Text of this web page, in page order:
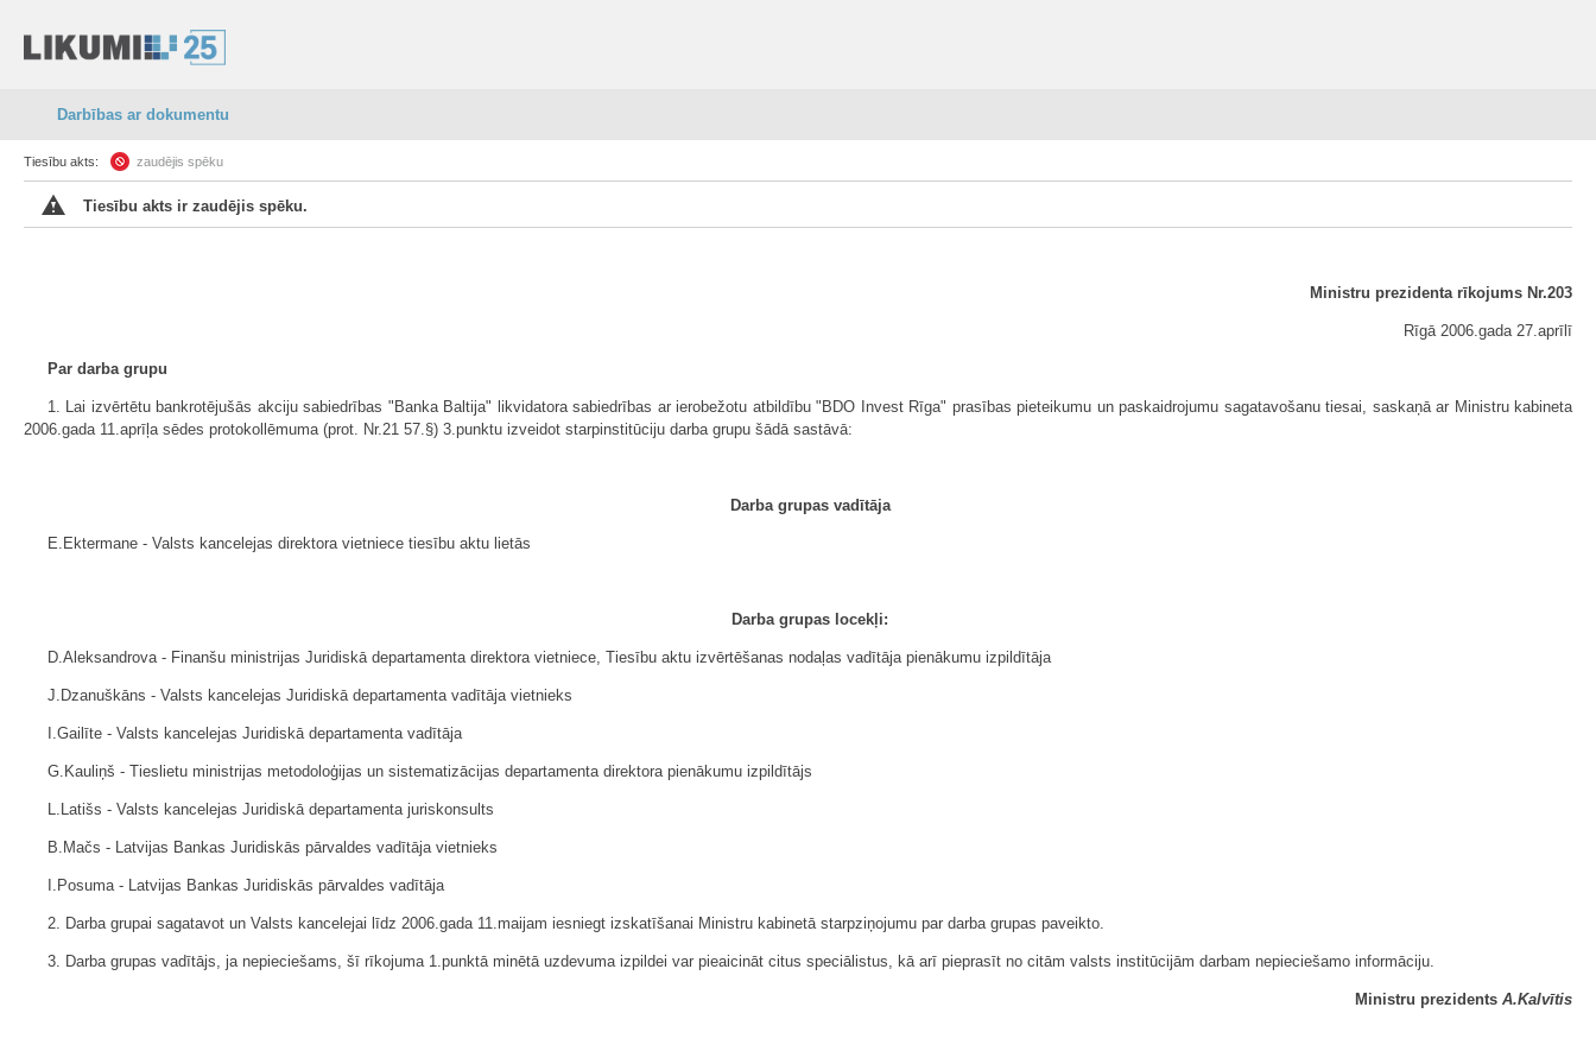
Darbības ar dokumentu
Tiesību akts: zaudējis spēku
Tiesību akts ir zaudējis spēku.
Ministru prezidenta rīkojums Nr.203
Rīgā 2006.gada 27.aprīlī
Par darba grupu
1. Lai izvērtētu bankrotējušās akciju sabiedrības "Banka Baltija" likvidatora sabiedrības ar ierobežotu atbildību "BDO Invest Rīga" prasības pieteikumu un paskaidrojumu sagatavošanu tiesai, saskaņā ar Ministru kabineta
2006.gada 11.aprīļa sēdes protokollēmuma (prot. Nr.21 57.§) 3.punktu izveidot starpinstitūciju darba grupu šādā sastāvā:
Darba grupas vadītāja
E.Ektermane - Valsts kancelejas direktora vietniece tiesību aktu lietās
Darba grupas locekļi:
D.Aleksandrova - Finanšu ministrijas Juridiskā departamenta direktora vietniece, Tiesību aktu izvērtēšanas nodaļas vadītāja pienākumu izpildītāja
J.Dzanuškāns - Valsts kancelejas Juridiskā departamenta vadītāja vietnieks
I.Gailīte - Valsts kancelejas Juridiskā departamenta vadītāja
G.Kauliņš - Tieslietu ministrijas metodoloģijas un sistematizācijas departamenta direktora pienākumu izpildītājs
L.Latišs - Valsts kancelejas Juridiskā departamenta juriskonsults
B.Mačs - Latvijas Bankas Juridiskās pārvaldes vadītāja vietnieks
I.Posuma - Latvijas Bankas Juridiskās pārvaldes vadītāja
2. Darba grupai sagatavot un Valsts kancelejai līdz 2006.gada 11.maijam iesniegt izskatīšanai Ministru kabinetā starpziņojumu par darba grupas paveikto.
3. Darba grupas vadītājs, ja nepieciešams, šī rīkojuma 1.punktā minētā uzdevuma izpildei var pieaicināt citus speciālistus, kā arī pieprasīt no citām valsts institūcijām darbam nepieciešamo informāciju.
Ministru prezidents A.Kalvītis